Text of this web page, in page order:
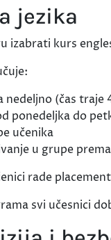
jezika
izabrati kurs
nedeljno (čas traje
ponedeljka do
učenika
u grupe
rade
svi učesnici